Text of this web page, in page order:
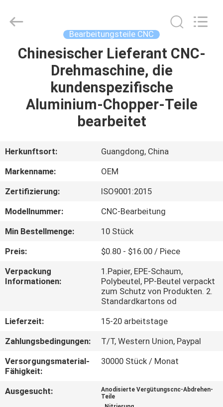
PRODUKTE
UNS
QUALITÄTSKONTROLLE
KONTAKT
MIT
UNS
BITTE
UM
EIN
ANGEBOT
Ltd..
Bearbeitungsteile CNC
Chinesischer Lieferant CNC-
Drehmaschine, die
kundenspezifische
Aluminium-Chopper-Teile
bearbeitet
Herkunftsort:
Guangdong, China
Markenname:
OEM
Zertifizierung:
ISO9001:2015
Modellnummer:
CNC-Bearbeitung
Min Bestellmenge:
10 Stück
Preis:
$0.80 - $16.00 / Piece
Verpackung
Informationen:
1.Papier, EPE-Schaum,
Polybeutel, PP-Beutel verpackt
zum Schutz von Produkten. 2.
Standardkartons od
Lieferzeit:
15-20 arbeitstage
Zahlungsbedingungen:
T/T, Western Union, Paypal
Versorgungsmaterial-
Fähigkeit:
30000 Stück / Monat
Ausgesucht:
Anodisierte Vergütungscnc-Abdrehen-
Teile